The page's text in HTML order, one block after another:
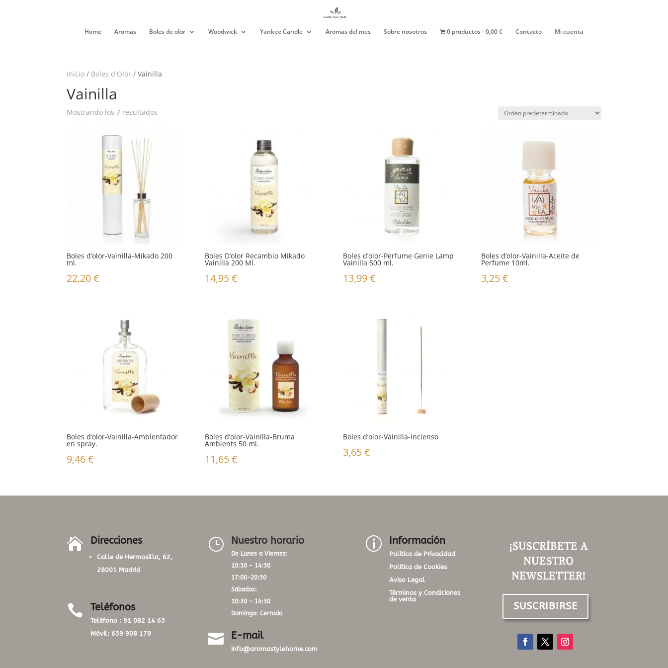
Home Aromas Boles de olor Woodwick Yankee Candle Aromas del mes Sobre nosotros 0 productos 0,00 € Contacto Mi cuenta
Inicio / Boles d'Olor / Vainilla
Vainilla
Mostrando los 7 resultados
Boles d’olor-Vainilla-Mikado 200
ml.
22,20€
Boles D’olor Recambio Mikado
Vainilla 200 Ml.
14,95€
Boles d’olor-Perfume Genie Lamp
Vainilla 500 ml.
13,99€
Boles d’olor-Vainilla-Aceite de
Perfume 10ml.
3,25€
Boles d’olor-Vainilla-Ambientador
en spray.
9,46€
Boles d’olor-Vainilla-Bruma
Ambients 50 ml.
11,65€
Boles d’olor-Vainilla-Incienso
3,65€
 Direcciones
Calle de Hermosilla, 62,
28001 Madrid
 Teléfonos
Teléfono : 91 082 14 63
Móvil: 639 908 179
} Nuestro horario
De Lunes a Viernes:
10:30 – 14:30
17:00-20:30
Sábados:
10:30 – 14:30
Domingo: Cerrado
 E-mail
info@aromastylehome.com
p Información
Política de Privacidad
Política de Cookies
Aviso Legal
Términos y Condiciones
de venta
¡SUSCRÍBETE A
NUESTRO
NEWSLETTER!
SUSCRIBIRSE